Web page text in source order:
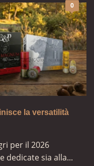
0
la versatilità
per il 2026
dedicate sia alla...